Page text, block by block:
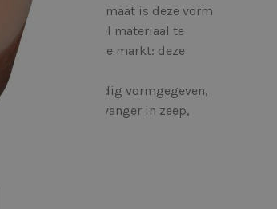
het compacte formaat is deze vorm
– zonder veel materiaal te
of een creatieve markt: deze
is zorgvuldig vormgegeven,
– een echte blikvanger in zeep,